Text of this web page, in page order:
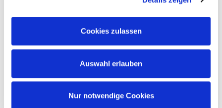
Richtlinie
aufrufen. Sie können Ihre Einwilligung jederzeit
widerrufen, ohne dass hiervon die Zulässigkeit der
vorherigen Datenverarbeitung berührt wird.
Cookies zulassen
Auswahl erlauben
Nur notwendige Cookies